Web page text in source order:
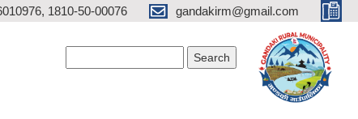
1810-50-00076 gandakirm@gmail.com